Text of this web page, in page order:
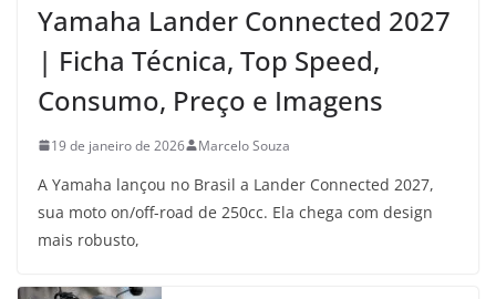
Yamaha Lander Connected 2027
| Ficha Técnica, Top Speed,
Consumo, Preço e Imagens
19 de janeiro de 2026 Marcelo Souza
A Yamaha lançou no Brasil a Lander Connected 2027,
sua moto on/off-road de 250cc. Ela chega com design
mais robusto,